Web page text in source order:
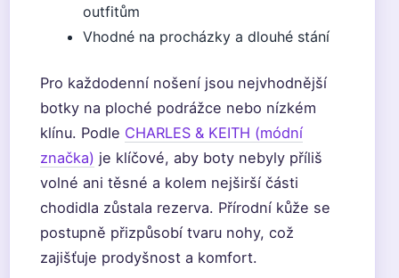
outfitům
Vhodné na procházky a dlouhé stání
Pro každodenní nošení jsou nejvhodnější
botky na ploché podrážce nebo nízkém
klínu. Podle CHARLES & KEITH (módní
značka) je klíčové, aby boty nebyly příliš
volné ani těsné a kolem nejširší části
chodidla zůstala rezerva. Přírodní kůže se
postupně přizpůsobí tvaru nohy, což
zajišťuje prodyšnost a komfort.